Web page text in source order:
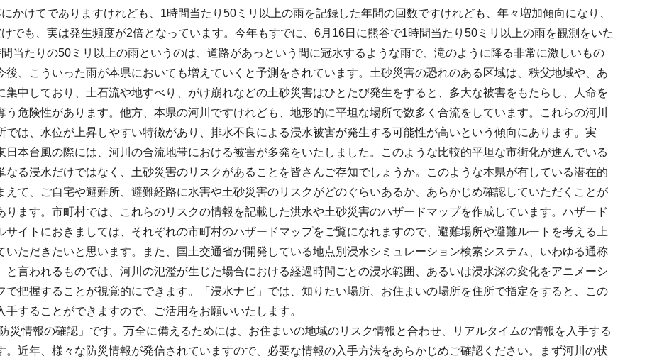
かけてでありますけれども、1時間当たり50ミリ以上の雨を記録した年間の回数ですけれども、年々増加傾向になり、
でも、実は発生頻度が2倍となっています。今年もすでに、6月16日に熊谷で1時間当たり50ミリ以上の雨を観測をいた
当たりの50ミリ以上の雨というのは、道路があっという間に冠水するような雨で、滝のように降る非常に激しいもの
後、こういった雨が本県においても増えていくと予測をされています。土砂災害の恐れのある区域は、秩父地域や、あ
集中しており、土石流や地すべり、がけ崩れなどの土砂災害はひとたび発生をすると、多大な被害をもたらし、人命を
う危険性があります。他方、本県の河川ですけれども、地形的に平坦な場所で数多く合流をしています。これらの河川
では、水位が上昇しやすい特徴があり、排水不良による浸水被害が発生する可能性が高いという傾向にあります。実
日本台風の際には、河川の合流地帯における被害が多発をいたしました。このような比較的平坦な市街化が進んでいる
なる浸水だけではなく、土砂災害のリスクがあることを皆さんご存知でしょうか。このような本県が有している潜在的
えて、ご自宅や避難所、避難経路に水害や土砂災害のリスクがどのぐらいあるか、あらかじめ確認していただくことが
ります。市町村では、これらのリスクの情報を記載した洪水や土砂災害のハザードマップを作成しています。ハザード
サイトにおきましては、それぞれの市町村のハザードマップをご覧になれますので、避難場所や避難ルートを考える上
いただきたいと思います。また、国土交通省が開発している地点別浸水シミュレーション検索システム、いわゆる通称
と言われるものでは、河川の氾濫が生じた場合における経過時間ごとの浸水範囲、あるいは浸水深の変化をアニメーシ
で把握することが視覚的にできます。「浸水ナビ」では、知りたい場所、お住まいの場所を住所で指定をすると、この
手することができますので、ご活用をお願いいたします。
災情報の確認」です。万全に備えるためには、お住まいの地域のリスク情報と合わせ、リアルタイムの情報を入手する
。近年、様々な防災情報が発信されていますので、必要な情報の入手方法をあらかじめご確認ください。まず河川の状